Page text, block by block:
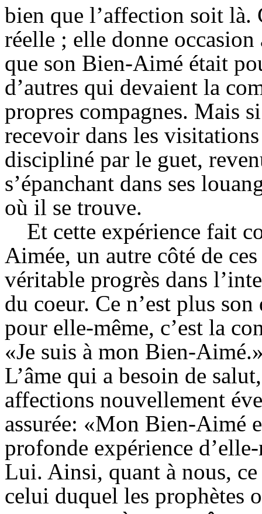
bien que l’affection soit là.
réelle ; elle donne occasion
que son Bien-Aimé était
d’autres qui devaient la
propres compagnes. Mais
recevoir dans les
discipliné par le guet,
s’épanchant dans ses
où il se trouve.
Et cette expérience fait
Aimée, un autre côté de
véritable progrès dans
du coeur. Ce n’est plus
pour elle-même, c’est la
«Je suis à mon Bien-
L’âme qui a besoin de
affections nouvellement
assurée: «Mon Bien-Aimé
profonde expérience
Lui. Ainsi, quant à nous,
celui duquel les prophètes